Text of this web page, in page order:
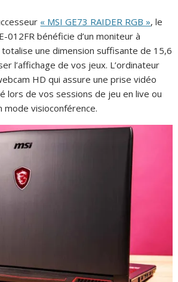
« MSI GE73 RAIDER RGB », le
012FR bénéficie d’un moniteur à
totalise une dimension suffisante de 15,6
l’affichage de vos jeux. L’ordinateur
HD qui assure une prise vidéo
lors de vos sessions de jeu en live ou
mode visioconférence.